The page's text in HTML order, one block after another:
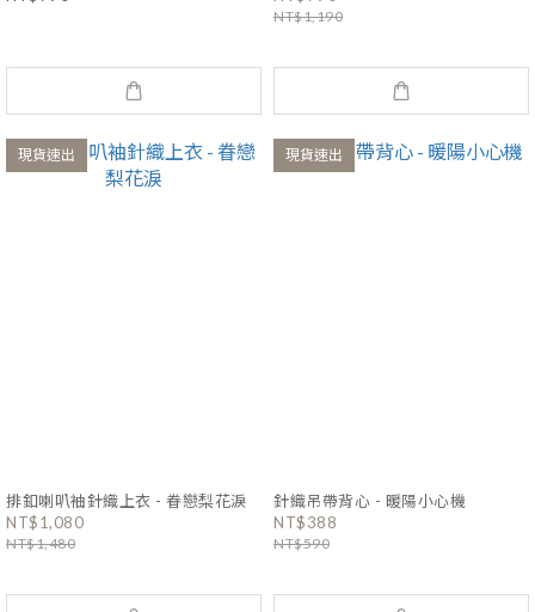
NT$1,190
現貨速出
排釦喇叭袖針織上衣 - 眷戀梨花淚
NT$1,080
NT$1,480
現貨速出
針織吊帶背心 - 暖陽小心機
NT$388
NT$590